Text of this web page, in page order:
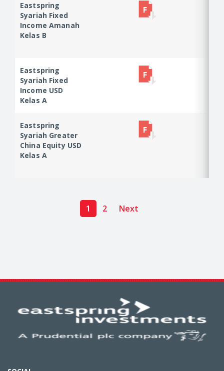
Eastspring
Syariah Fixed
Income
Amanah Kelas
Eastspring
Syariah Fixed
Income USD
Kelas A
Eastspring
Syariah
Greater China
Equity USD
Eastspring
Syariah Fixed
Income Amanah
Kelas B
Eastspring
Syariah Fixed
Income USD
Kelas A
Eastspring
Syariah Greater
China Equity USD
Kelas A
1 2 Next